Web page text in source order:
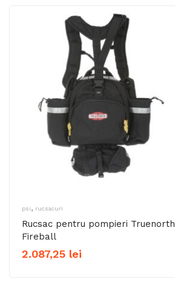
psi, rucsacuri
Rucsac pentru pompieri Truenorth
Fireball
2.087,25 lei